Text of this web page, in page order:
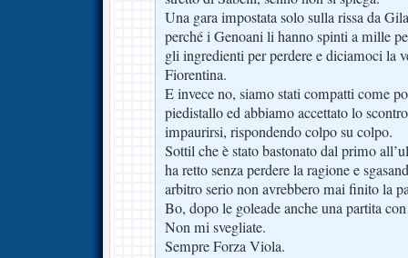
Una gara impostata solo sulla rissa da
perché i Genoani li hanno spinti a mille
gli ingredienti per perdere e diciamoci la
Fiorentina.
E invece no, siamo stati compatti come
piedistallo ed abbiamo accettato lo
impaurirsi, rispondendo colpo su colpo.
Sottil che è stato bastonato dal primo
ha retto senza perdere la ragione e
arbitro serio non avrebbero mai finito la
Bo, dopo le goleade anche una partita
Non mi svegliate.
Sempre Forza Viola.